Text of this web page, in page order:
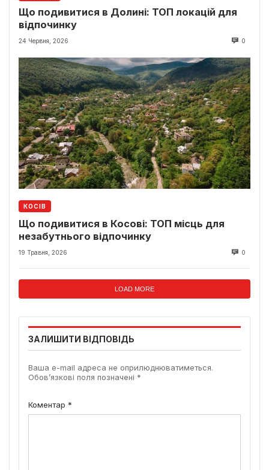
Що подивитися в Долині: ТОП локацій для
відпочинку
24 Червня, 2026 0
КОСІВ
Що подивитися в Косові: ТОП місць для
незабутнього відпочинку
19 Травня, 2026 0
LOAD MORE
ЗАЛИШИТИ ВІДПОВІДЬ
Ваша e-mail адреса не оприлюднюватиметься.
Обов’язкові поля позначені *
Коментар *